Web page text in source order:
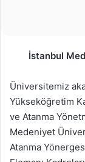
İstanbul
Üniversitemiz
Yükseköğretim
ve Atanma
Medeniyet
Atanma